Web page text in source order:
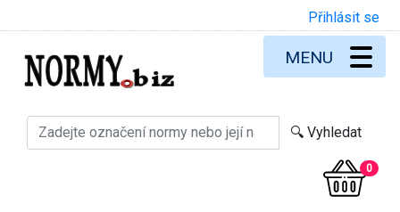
Přihlásit se
0
MENU